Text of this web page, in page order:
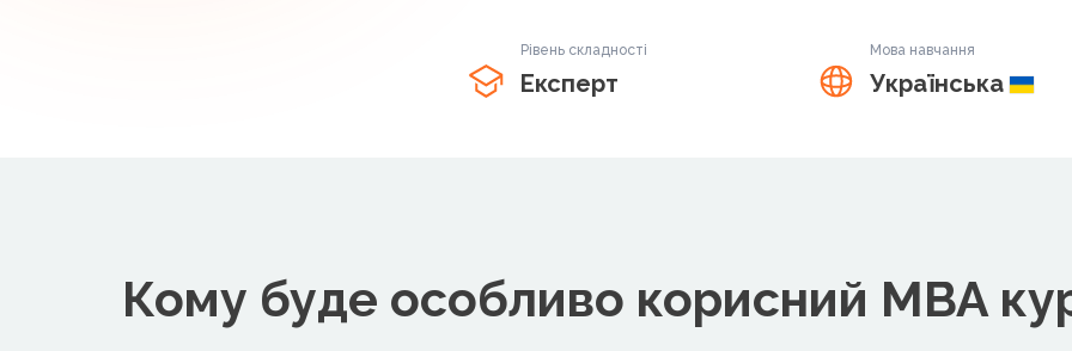
Рівень складності
Експерт
Мова навчання
Українська
Кому буде особливо корисний MBA